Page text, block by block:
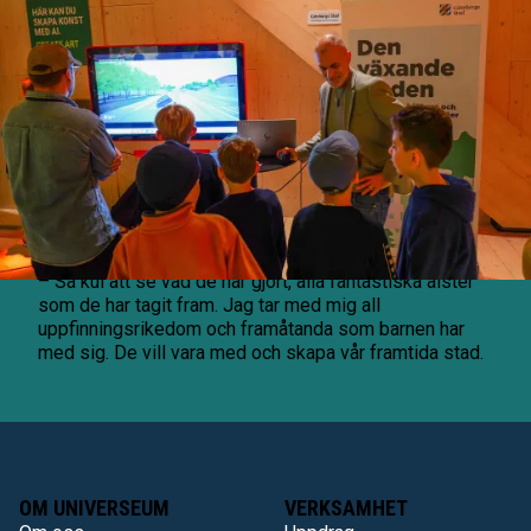
Stadsbyggnadsförvaltningen vid Göteborgs Stad var
på plats med sin digitala tvilling. Här kunde eleverna
köra runt och uppleva stan ur olika vinklar i stan med
bil. Virtuella Göteborg, som den digitala tvillingen
kallas, används till vardags för att planera en framtida
stad.
– Det här är ju våra framtida göteborgare, och kanske
våra presumtiva anställda, så det är jättespännande
och intressant för oss att vara med i ett sådant här
sammanhang, säger Eric Jeansson, geodatastrateg,
och fortsätter:
– Så kul att se vad de har gjort, alla fantastiska alster
som de har tagit fram. Jag tar med mig all
uppfinningsrikedom och framåtanda som barnen har
med sig. De vill vara med och skapa vår framtida stad.
OM UNIVERSEUM VERKSAMHET